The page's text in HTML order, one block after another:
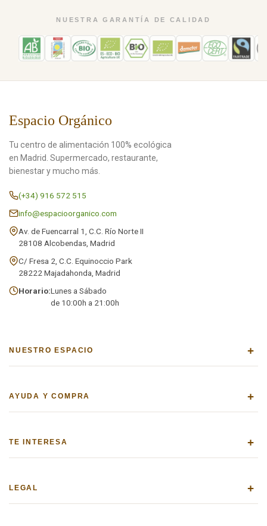
NUESTRA GARANTÍA DE CALIDAD
Espacio Orgánico
Tu centro de alimentación 100% ecológica
en Madrid. Supermercado, restaurante,
bienestar y mucho más.
(+34) 916 572 515
info@espacioorganico.com
Av. de Fuencarral 1, C.C. Río Norte II
28108 Alcobendas, Madrid
C/ Fresa 2, C.C. Equinoccio Park
28222 Majadahonda, Madrid
Horario:Lunes a Sábado
de 10:00h a 21:00h
NUESTRO ESPACIO +
AYUDA Y COMPRA +
TE INTERESA +
LEGAL +